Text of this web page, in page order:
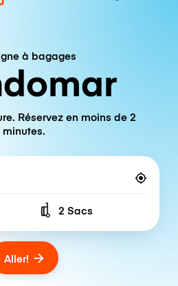
à bagages
Réservez en moins de 2
minutes.
Number of bags
2 Sacs
Aller!